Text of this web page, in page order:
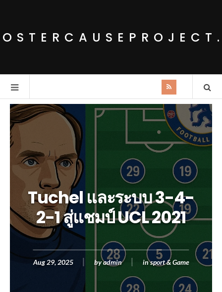
Tuchel และระบบ 3-4-
2-1 สู่แชมป์ UCL 2021
Aug 29, 2025 byadmin insport & Game